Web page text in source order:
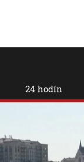
24 hodín